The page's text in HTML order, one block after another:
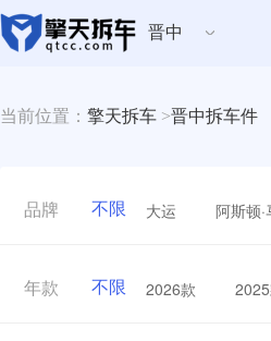
晋中
当前位置： 擎天拆车 >晋中拆车件
品牌 不限 大运 阿斯顿
年款 不限 2026款